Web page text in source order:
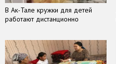
В Ак-Тале кружки для детей
работают дистанционно